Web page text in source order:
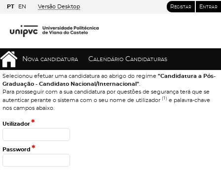
PT EN Versão Desktop Registar Entrar
Nova candidatura Calendário Candidaturas
Selecionou efetuar uma candidatura ao abrigo do regime "Candidatura a Pós-
Graduação - Candidato Nacional/Internacional"
Para prosseguir com a sua candidatura por questões de segurança terá que se
autenticar perante o sistema com o seu nome de utilizador (1) e palavra-chave
nos campos abaixo.
Utilizador*
Password *